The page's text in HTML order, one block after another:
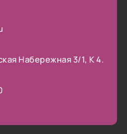
Набережная 3/1, К 4.